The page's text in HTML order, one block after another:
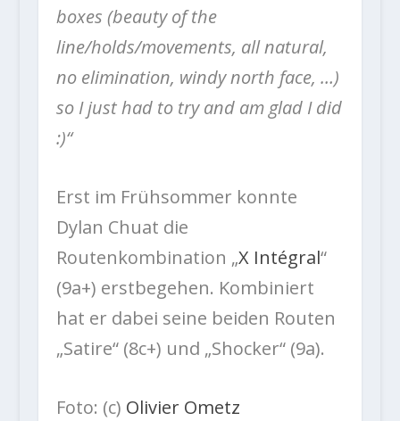
boxes (beauty of the
line/holds/movements, all natural,
no elimination, windy north face, …)
so I just had to try and am glad I did
:)“
Erst im Frühsommer konnte
Dylan Chuat die
Routenkombination „X Intégral“
(9a+) erstbegehen. Kombiniert
hat er dabei seine beiden Routen
„Satire“ (8c+) und „Shocker“ (9a).
Foto: (c) Olivier Ometz